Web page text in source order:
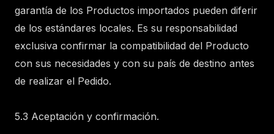
garantía de los Productos importados pueden diferir
de los estándares locales. Es su responsabilidad
exclusiva confirmar la compatibilidad del Producto
con sus necesidades y con su país de destino antes
de realizar el Pedido.
5.3 Aceptación y confirmación.